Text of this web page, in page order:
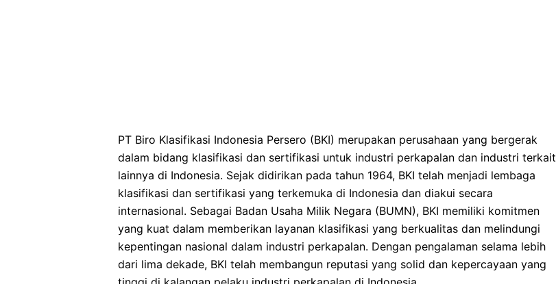
PT Biro Klasifikasi Indonesia Persero (BKI) merupakan perusahaan yang bergerak
dalam bidang klasifikasi dan sertifikasi untuk industri perkapalan dan industri terkait
lainnya di Indonesia. Sejak didirikan pada tahun 1964, BKI telah menjadi lembaga
klasifikasi dan sertifikasi yang terkemuka di Indonesia dan diakui secara
internasional. Sebagai Badan Usaha Milik Negara (BUMN), BKI memiliki komitmen
yang kuat dalam memberikan layanan klasifikasi yang berkualitas dan melindungi
kepentingan nasional dalam industri perkapalan. Dengan pengalaman selama lebih
dari lima dekade, BKI telah membangun reputasi yang solid dan kepercayaan yang